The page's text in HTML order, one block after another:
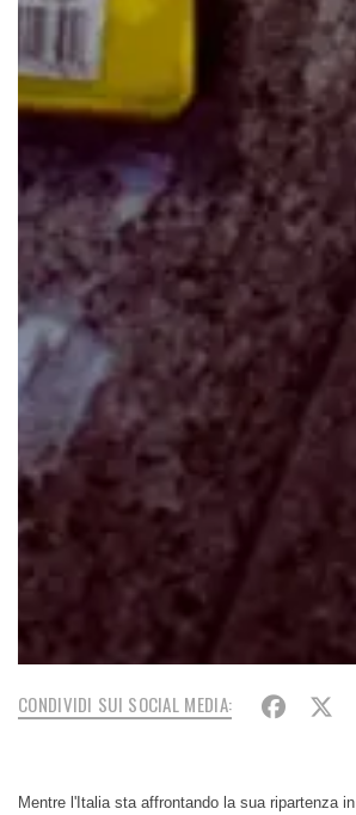
CONDIVIDI SUI SOCIAL MEDIA:
Mentre l'Italia sta affrontando la sua ripartenza